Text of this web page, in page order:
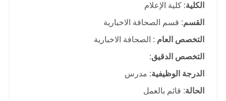
الكلية: كلية الإعلام
القسم: قسم الصحافة الاخبارية
التخصص العام : الصحافة الاخبارية
التخصص الدقيق:
الدرجة الوظيفية: مدرس
الحالة: قائم بالعمل